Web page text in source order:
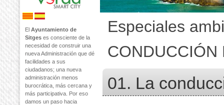
El Ayuntamiento de
Sitges es consciente de la
necesidad de construir una
nueva Administración que dé
facilidades a sus
ciudadanos; una nueva
administración menos
burocrática, más cercana y
más participativa. Por eso
damos un paso hacia
Especiales
CONDUCCIÓN
01. La